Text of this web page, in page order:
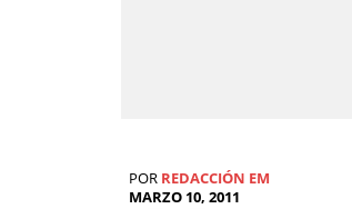
POR REDACCIÓN EM
MARZO 10, 2011